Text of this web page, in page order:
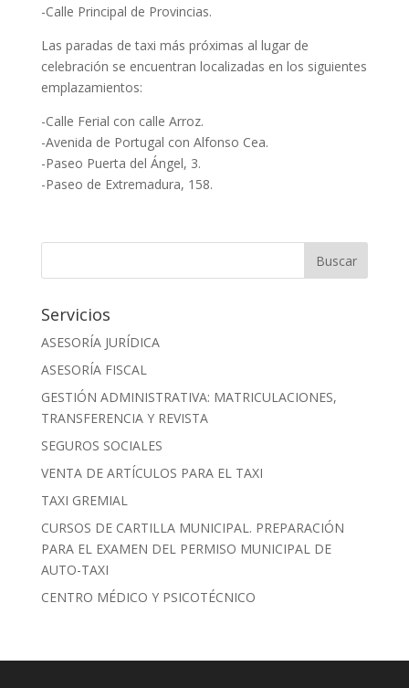
-Calle Principal de Provincias.
Las paradas de taxi más próximas al lugar de
celebración se encuentran localizadas en los siguientes
emplazamientos:
-Calle Ferial con calle Arroz.
-Avenida de Portugal con Alfonso Cea.
-Paseo Puerta del Ángel, 3.
-Paseo de Extremadura, 158.
Servicios
ASESORÍA JURÍDICA
ASESORÍA FISCAL
GESTIÓN ADMINISTRATIVA: MATRICULACIONES,
TRANSFERENCIA Y REVISTA
SEGUROS SOCIALES
VENTA DE ARTÍCULOS PARA EL TAXI
TAXI GREMIAL
CURSOS DE CARTILLA MUNICIPAL. PREPARACIÓN
PARA EL EXAMEN DEL PERMISO MUNICIPAL DE
AUTO-TAXI
CENTRO MÉDICO Y PSICOTÉCNICO